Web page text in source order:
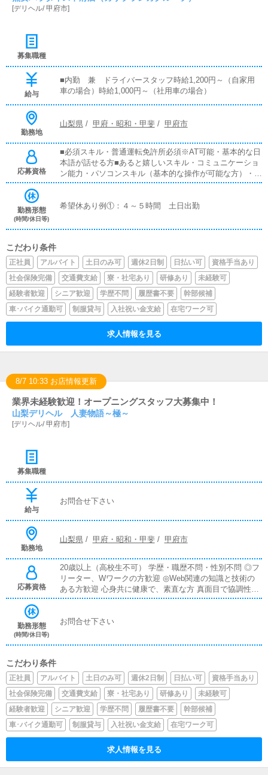
[デリヘル/甲府市]
募集職種
給与
■内勤 兼 ドライバースタッフ時給1,200円～（自家用
車の場合）時給1,000円～（社用車の場合）
勤務地
山梨県/ 甲府・昭和・甲斐/ 甲府市
応募資格
■必須スキル・普通運転免許所必須※AT可能・基本的な日
本語が話せる方■あると嬉しいスキル・コミュニケーショ
ン能力・パソコンスキル（基本的な操作が可能な方）・文
章を書く能力・笑顔がしっかりと作れる方※声のトーンな
勤務形態
(時間/休日等)
希望休あり例①：４～５時間 土日出勤
こだわり条件
正社員 アルバイト 土日のみ可 週休2日制 日払い可
資格手当あり
社会保険完備
交通費支給 寮・社宅あり 研修あり
未経験可
経験者歓迎
シニア歓迎 学歴不問 履歴書不要
幹部候補
車･バイク通勤可
制服貸与 入社祝い金支給 在宅ワーク可
求人情報を見る
8/7 10:33 お店情報更新
業界未経験歓迎！オープニングスタッフ大募集中！
山梨デリヘル 人妻物語～極～
[デリヘル/甲府市]
募集職種
給与
お問合せ下さい
勤務地
山梨県/ 甲府・昭和・甲斐/ 甲府市
応募資格
20歳以上（高校生不可） 学歴・職歴不問・性別不問 ◎フ
リーター、Wワークの方歓迎 ◎Web関連の知識と技術の
ある方歓迎 心身共に健康で、素直な方 真面目で協調性の
ある方
勤務形態
(時間/休日等)
お問合せ下さい
こだわり条件
正社員 アルバイト 土日のみ可 週休2日制 日払い可
資格手当あり
社会保険完備
交通費支給 寮・社宅あり 研修あり
未経験可
経験者歓迎
シニア歓迎 学歴不問 履歴書不要
幹部候補
車･バイク通勤可
制服貸与 入社祝い金支給 在宅ワーク可
求人情報を見る